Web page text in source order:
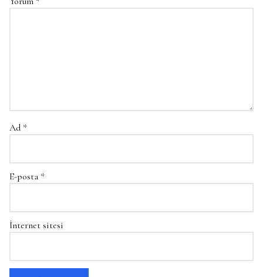
Ad *
E-posta *
İnternet sitesi